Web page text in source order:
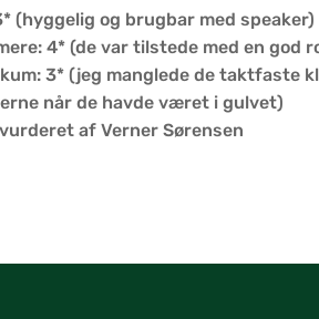
(hyggelig og brugbar med speaker)
4* (de var tilstede med en god
3* (jeg manglede de taktfaste
når de havde været i gulvet)
af Verner Sørensen